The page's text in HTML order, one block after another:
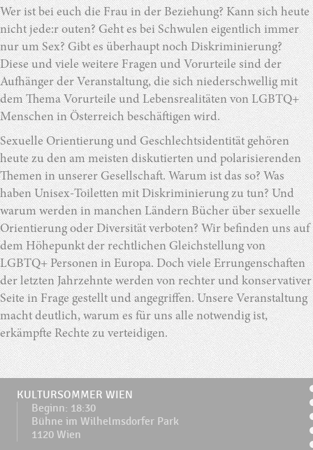
Wer ist bei euch die Frau in der Beziehung? Kann sich heute
nicht jede:r outen? Geht es bei Schwulen eigentlich immer
nur um Sex? Gibt es überhaupt noch Diskriminierung?
Diese und viele weitere Fragen und Vorurteile sind der
Aufhänger der Veranstaltung, die sich niederschwellig mit
dem Thema Vorurteile und Lebensrealitäten von LGBTQ+
Menschen in Österreich beschäftigen wird.
Sexuelle Orientierung und Geschlechtsidentität gehören
heute zu den am meisten diskutierten und polarisierenden
Themen in unserer Gesellschaft. Warum ist das so? Was
haben Unisex-Toiletten mit Diskriminierung zu tun? Und
warum werden in manchen Ländern Bücher über sexuelle
Orientierung oder Diversität verboten? Wir befinden uns auf
dem Höhepunkt der rechtlichen Gleichstellung von
LGBTQ+ Personen in Europa. Doch viele Errungenschaften
der letzten Jahrzehnte werden von rechter und konservativer
Seite in Frage gestellt und angegriffen. Unsere Veranstaltung
macht deutlich, warum es für uns alle notwendig ist,
erkämpfte Rechte zu verteidigen.
KULTURSOMMER WIEN
Beginn: 18:30
Bühne im Wilhelmsdorfer Park
1120 Wien